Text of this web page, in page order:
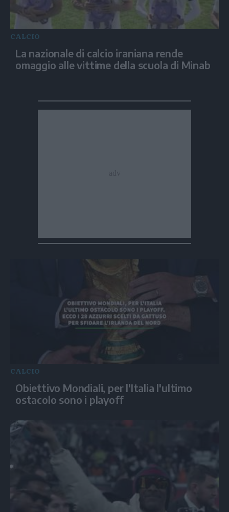
CALCIO
La nazionale di calcio iraniana rende
omaggio alle vittime della scuola di Minab
CALCIO
Obiettivo Mondiali, per l'Italia l'ultimo
ostacolo sono i playoff